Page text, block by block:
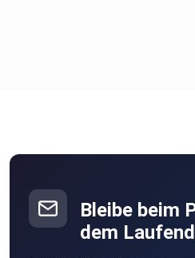
Bleibe beim
dem